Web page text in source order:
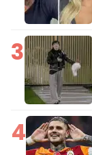
3
4